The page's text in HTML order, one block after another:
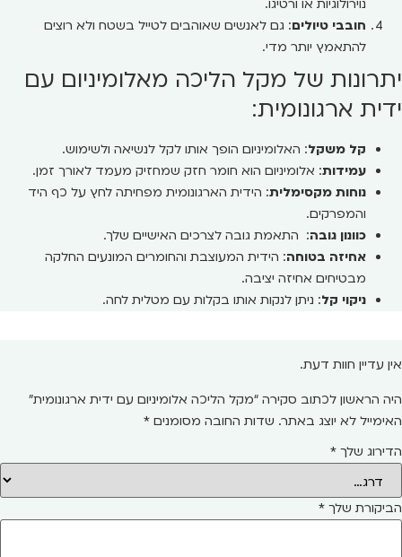
נוירולוגיות או ורטיגו.
חובבי טיולים: גם לאנשים שאוהבים לטייל בשטח ולא רוצים
להתאמץ יותר מדי.
יתרונות של מקל הליכה מאלומיניום עם
ידית ארגונומית:
קל משקל: האלומיניום הופך אותו לקל לנשיאה ולשימוש.
עמידות: אלומיניום הוא חומר חזק שמחזיק מעמד לאורך זמן.
נוחות מקסימלית: הידית הארגונומית מפחיתה לחץ על כף היד
והמפרקים.
כוונון גובה: התאמת גובה לצרכים האישיים שלך.
אחיזה בטוחה: הידית המעוצבת והחומרים המונעים החלקה
מבטיחים אחיזה יציבה.
ניקוי קל: ניתן לנקות אותו בקלות עם מטלית לחה.
אין עדיין חוות דעת.
היה הראשון לכתוב סקירה “מקל הליכה אלומיניום עם ידית ארגונומית”
האימייל לא יוצג באתר. שדות החובה מסומנים *
הדירוג שלך *
הביקורת שלך *